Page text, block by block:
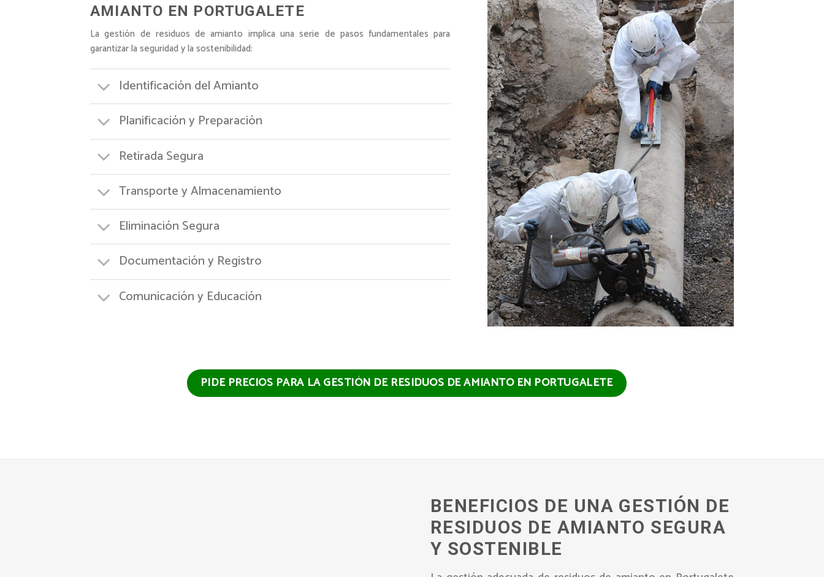
AMIANTO EN PORTUGALETE
La gestión de residuos de amianto implica una serie de pasos fundamentales para
garantizar la seguridad y la sostenibilidad:
Identificación del Amianto
Planificación y Preparación
Retirada Segura
Transporte y Almacenamiento
Eliminación Segura
Documentación y Registro
Comunicación y Educación
PIDE PRECIOS PARA LA GESTIÓN DE RESIDUOS DE AMIANTO EN PORTUGALETE
BENEFICIOS DE UNA GESTIÓN DE
RESIDUOS DE AMIANTO SEGURA
Y SOSTENIBLE